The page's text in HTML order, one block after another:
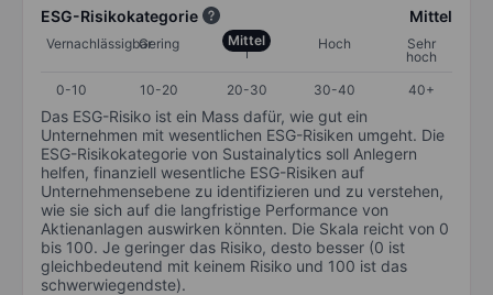
ESG-Risikokategorie Mittel
VernachlässigbarGering Mittel Hoch
Sehr
hoch
0-10
10-20 20-30 30-40 40+
Das ESG-Risiko ist ein Mass dafür, wie gut ein
Unternehmen mit wesentlichen ESG-Risiken umgeht. Die
ESG-Risikokategorie von Sustainalytics soll Anlegern
helfen, finanziell wesentliche ESG-Risiken auf
Unternehmensebene zu identifizieren und zu verstehen,
wie sie sich auf die langfristige Performance von
Aktienanlagen auswirken könnten. Die Skala reicht von 0
bis 100. Je geringer das Risiko, desto besser (0 ist
gleichbedeutend mit keinem Risiko und 100 ist das
schwerwiegendste).